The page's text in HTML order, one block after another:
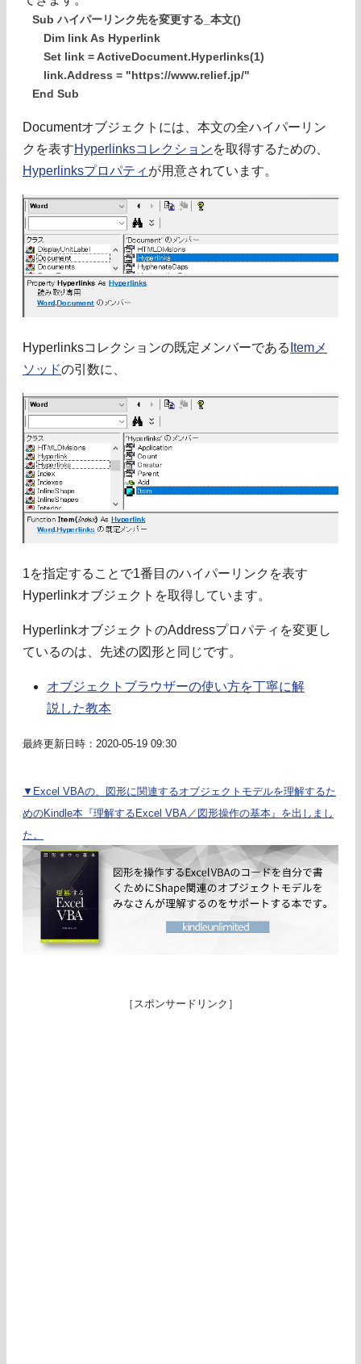
Sub ハイパーリンク先を変更する_本文()
Dim link As Hyperlink
Set link = ActiveDocument.Hyperlinks(1)
link.Address = "https://www.relief.jp/"
End Sub
Documentオブジェクトには、本文の全ハイパーリン
クを表すHyperlinksコレクションを取得するための、
Hyperlinksプロパティ が用意されています。
Hyperlinksコレクションの既定メンバーである Itemメ
ソッドの引数に、
1を指定することで1番目のハイパーリンクを表す
Hyperlinkオブジェクトを取得しています。
HyperlinkオブジェクトのAddressプロパティを変更し
ているのは、先述の図形と同じです。
オブジェクトブラウザーの使い方を丁寧に解
説した教本
最終更新日時：2020-05-19 09:30
▼Excel VBAの、図形に関連するオブジェクトモデルを理解するた
めのKindle本『理解するExcel VBA／図形操作の基本』を出しまし
た。
［スポンサードリンク］